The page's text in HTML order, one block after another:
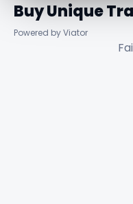
Buy Unique
Powered by Viator